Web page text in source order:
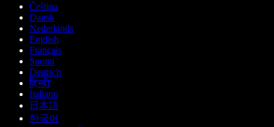
Čeština
Dansk
Nederlands
English
Français
Suomi
Deutsch
हिन्दी
Italiano
日本語
한국어